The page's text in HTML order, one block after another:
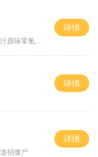
味零氪通关
详情
详情
招僵尸
详情